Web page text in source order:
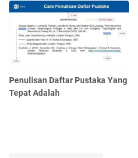
Penulisan Daftar Pustaka Yang
Tepat Adalah